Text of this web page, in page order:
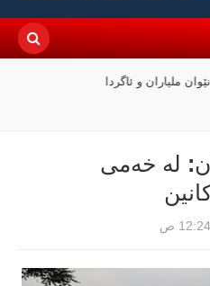
ملیاران و ئاگردا
لە خەمی